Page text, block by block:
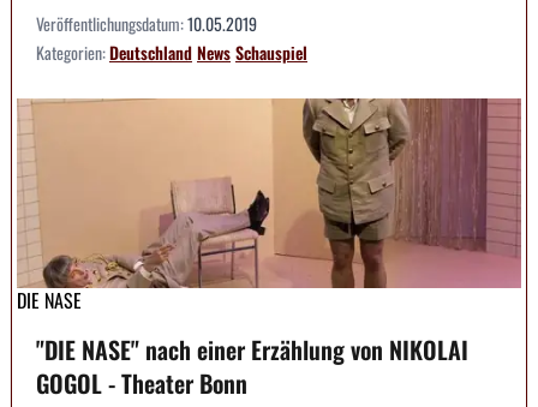
Veröffentlichungsdatum:10.05.2019
Kategorien:DeutschlandNewsSchauspiel
DIE NASE
"DIE NASE" nach einer Erzählung von NIKOLAI
GOGOL - Theater Bonn